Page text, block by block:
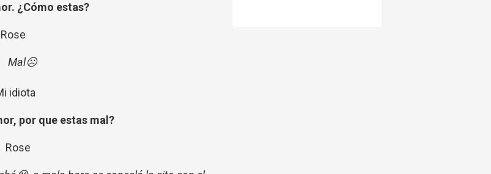
¿Cómo estas?
Rose
Mal☹
idiota
por que estas mal?
Rose